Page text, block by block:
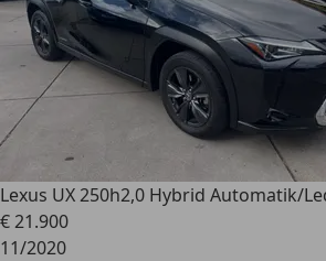
Lexus UX 250h2,0 Hybrid Automatik/
€ 21.900
11/2020